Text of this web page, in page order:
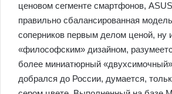
ценовом сегменте смартфонов,
правильно сбалансированная
соперников первым делом ценой, ну
«философским» дизайном,
более миниатюрный
добрался до России, думается,